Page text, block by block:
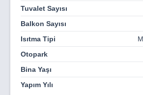
GENİŞ CAMLAR VE MANZARA
MERKEZİ SİSTEM ISI PAY ÖLÇER
GÖRÜNTÜLÜ DİAFON
DAİRE KAPISI ELEKTRONİK KAPI
ÇİFT ASANSÖR
JENERATÖR
Tuvalet Sayısı
Balkon Sayısı
Isıtma Tipi
Otopark
Bina Yaşı
Yapım Yılı